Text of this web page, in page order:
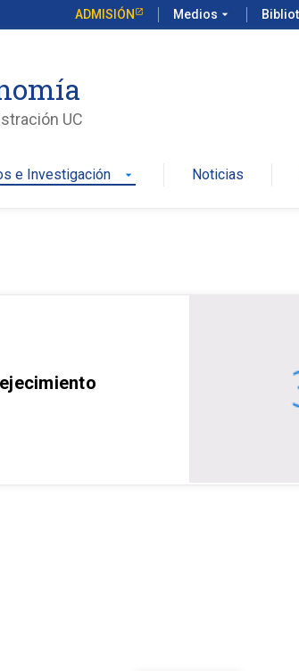
ADMISIÓN Medios arrow_drop_down
UC
e Investigación arrow_drop_down Noticias